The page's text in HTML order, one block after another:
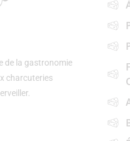
de la gastronomie
charcuteries